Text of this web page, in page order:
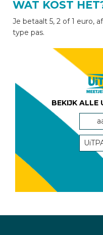
WAT KOST
Je betaalt 5, 2 of 1 euro,
type pas.
BEKIJK ALLE